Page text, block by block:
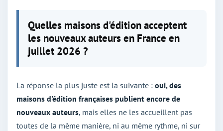
Quelles maisons d'édition acceptent
les nouveaux auteurs en France en
juillet 2026 ?
La réponse la plus juste est la suivante : oui, des
maisons d'édition françaises publient encore de
nouveaux auteurs, mais elles ne les accueillent pas
toutes de la même manière, ni au même rythme, ni sur